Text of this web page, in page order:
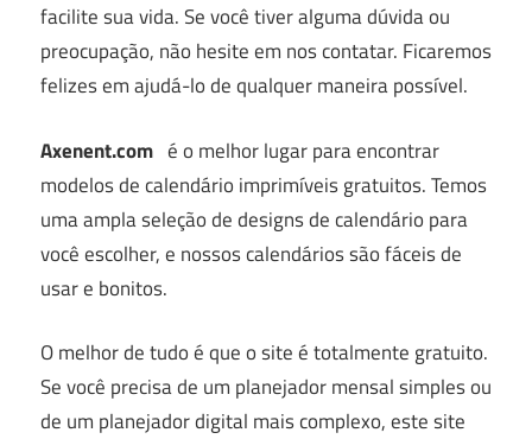
facilite sua vida.Se você tiver alguma dúvida ou
preocupação, não hesite em nos contatar. Ficaremos
felizes em ajudá-lo de qualquer maneira possível.
Axenent.com é o melhor lugar para encontrar
modelos de calendário imprimíveis gratuitos.Temos
uma ampla seleção de designs de calendário para
você escolher, e nossos calendários são fáceis de
usar e bonitos.
O melhor de tudo é que o site é totalmente gratuito.
Se você precisa de um planejador mensal simples ou
de um planejador digital mais complexo, este site